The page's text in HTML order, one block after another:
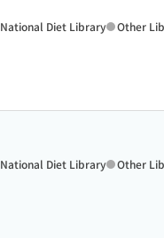
National Diet Library Other
National Diet Library Other